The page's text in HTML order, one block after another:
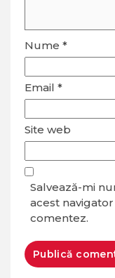
Nume *
Email *
Site web
Salvează-mi
acest
comentez.